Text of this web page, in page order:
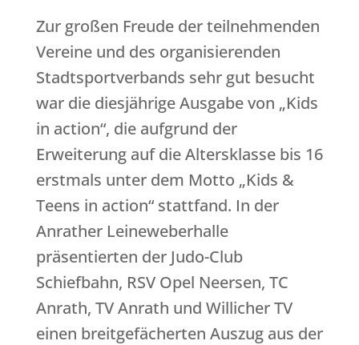
Zur großen Freude der teilnehmenden
Vereine und des organisierenden
Stadtsportverbands sehr gut besucht
war die diesjährige Ausgabe von „Kids
in action“, die aufgrund der
Erweiterung auf die Altersklasse bis 16
erstmals unter dem Motto „Kids &
Teens in action“ stattfand. In der
Anrather Leineweberhalle
präsentierten der Judo-Club
Schiefbahn, RSV Opel Neersen, TC
Anrath, TV Anrath und Willicher TV
einen breitgefächerten Auszug aus der